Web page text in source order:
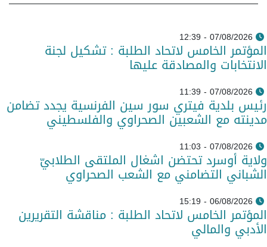
07/08/2026 - 12:39
المؤتمر الخامس لاتحاد الطلبة : تشكيل لجنة
الانتخابات والمصادقة عليها
07/08/2026 - 11:39
رئيس بلدية فيتري سور سين الفرنسية يجدد تضامن
مدينته مع الشعبين الصحراوي والفلسطيني
07/08/2026 - 11:03
ولاية أوسرد تحتضن اشغال الملتقى الطلابيّ
الشباني التضامني مع الشعب الصحراوي
06/08/2026 - 15:19
المؤتمر الخامس لاتحاد الطلبة : مناقشة التقريرين
الأدبي والمالي